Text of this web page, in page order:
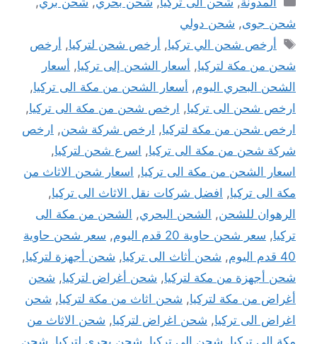
شحن جوى, شحن دولي
الوسوم
أرخص شحن الي تركيا, أرخص شحن لتركيا, أرخص
شحن من مكة لتركيا, أسعار الشحن إلى تركيا, أسعار
الشحن البحري اليوم, أسعار الشحن من مكة الى تركيا,
ارخص شحن الى تركيا, ارخص شحن من مكة الى تركيا,
ارخص شحن من مكة لتركيا, ارخص شركة شحن, ارخص
شركة شحن من مكة الى تركيا, اسرع شحن لتركيا,
اسعار الشحن من مكة الى تركيا, اسعار شحن الاثاث من
مكة الى تركيا, افضل شركات نقل الاثاث الى تركيا,
الرهوان للشحن, الشحن البحري, الشحن من مكة الى
تركيا, سعر شحن حاوية 20 قدم اليوم , سعر شحن حاوية
40 قدم اليوم
, شحن أثاث الى تركيا, شحن أجهزة لتركيا,
شحن أجهزة من مكة لتركيا, شحن أغراض لتركيا, شحن
أغراض من مكة لتركيا, شحن اثاث من مكة لتركيا, شحن
اغراض الى تركيا, شحن اغراض لتركيا, شحن الاثاث من